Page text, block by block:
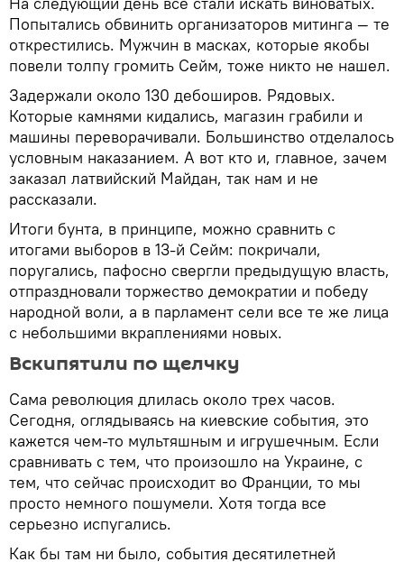
Попытались обвинить организаторов митинга — те
открестились. Мужчин в масках, которые якобы
повели толпу громить Сейм, тоже никто не нашел.
Задержали около 130 дебоширов. Рядовых.
Которые камнями кидались, магазин грабили и
машины переворачивали. Большинство отделалось
условным наказанием. А вот кто и, главное, зачем
заказал латвийский Майдан, так нам и не
рассказали.
Итоги бунта, в принципе, можно сравнить с
итогами выборов в 13-й Сейм: покричали,
поругались, пафосно свергли предыдущую власть,
отпраздновали торжество демократии и победу
народной воли, а в парламент сели все те же лица
с небольшими вкраплениями новых.
Вскипятили по щелчку
Сама революция длилась около трех часов.
Сегодня, оглядываясь на киевские события, это
кажется чем-то мультяшным и игрушечным. Если
сравнивать с тем, что произошло на Украине, с
тем, что сейчас происходит во Франции, то мы
просто немного пошумели. Хотя тогда все
серьезно испугались.
Как бы там ни было, события десятилетней